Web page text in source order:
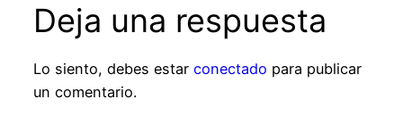
Deja una respuesta
Lo siento, debes estar conectado para publicar
un comentario.